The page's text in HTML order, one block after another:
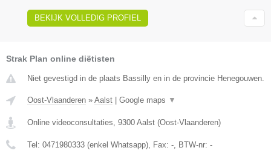
BEKIJK VOLLEDIG PROFIEL
Strak Plan online diëtisten
Niet gevestigd in de plaats Bassilly en in de provincie Henegouwen.
Oost-Vlaanderen » Aalst Google maps ▼
Online videoconsultaties, 9300 Aalst (Oost-Vlaanderen)
Tel: 0471980333 (enkel Whatsapp), Fax: -, BTW-nr: -